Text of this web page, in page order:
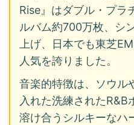
Rise』はダブル・プラ
ルバム約700万枚、シ
上げ、日本でも東芝
人気を誇りました。
音楽的特徴は、ソウル
入れた洗練された
溶け合うシルキーなハ